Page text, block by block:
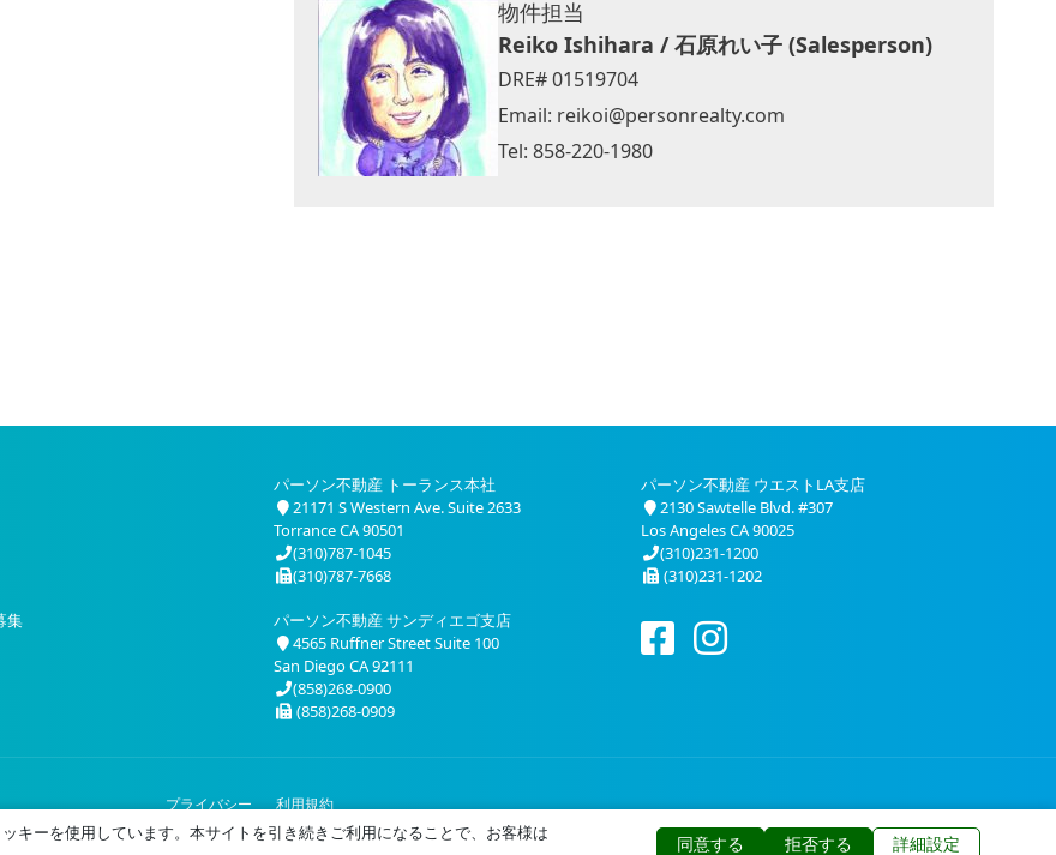
物件担当
Reiko Ishihara / 石原れい子 (Salesperson)
DRE# 01519704
Email: reikoi@personrealty.com
Tel: 858-220-1980
集
パーソン不動産 トーランス本社
21171 S Western Ave. Suite 2633
Torrance CA 90501
(310)787-1045
(310)787-7668
パーソン不動産 ウエストLA支店
2130 Sawtelle Blvd. #307
Los Angeles CA 90025
(310)231-1200
(310)231-1202
パーソン不動産 サンディエゴ支店
4565 Ruffner Street Suite 100
San Diego CA 92111
(858)268-0900
(858)268-0909
プライバシー
利用規約
© 2026 Person Realty, Inc. All Rights Reserved.
キーを使用しています。本サイトを引き続きご利用になることで、お客様は
同意する 拒否する 詳細設定